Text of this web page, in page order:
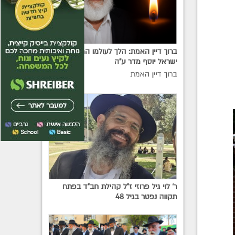
ברוך דיין האמת: הלך לעולמו המחנך הרב
ישראל יוסף מדר ע"ה
ברוך דיין האמת
ר' לוי גיל פרוזי ז"ל קהילת חב"ד בפתח
תקווה נפטר בגיל 48